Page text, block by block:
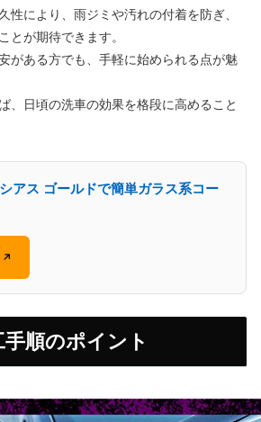
性により、雨ジミや汚れの付着を防ぎ、
とが期待できます。
がある方でも、手軽に始められる点が魅
、日頃の洗車の効果を格段に高めること
アス ゴールドで簡単ガラス系コー
↗
順のポイント